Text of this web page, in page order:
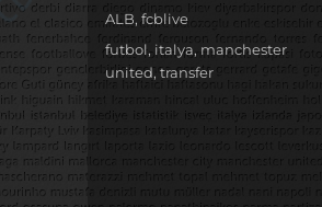
tarihi
Kategoriler
ALB,fcblive
Etiketler
futbol, italya, manchester
united,transfer